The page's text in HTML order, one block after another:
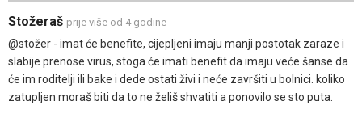
Stožeraš prije više od 4 godine
@stožer - imat će benefite, cijepljeni imaju manji postotak zaraze i
slabije prenose virus, stoga će imati benefit da imaju veće šanse da
će im roditelji ili bake i dede ostati živi i neće završiti u bolnici. koliko
zatupljen moraš biti da to ne želiš shvatiti a ponovilo se sto puta.